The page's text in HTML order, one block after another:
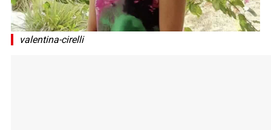
valentina-cirelli